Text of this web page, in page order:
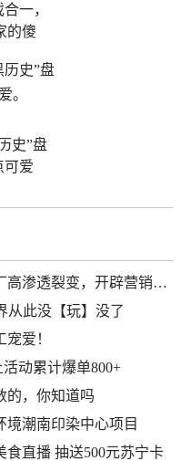
一，
的傻
史”盘
可爱
透裂变，开辟营销新通路
从此没【玩】没了
爱！
动累计爆单800+
的，你知道吗
境潮南印染中心项目
直播 抽送500元苏宁卡